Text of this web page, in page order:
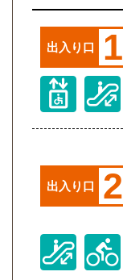
出入り口 1
出入り口 2